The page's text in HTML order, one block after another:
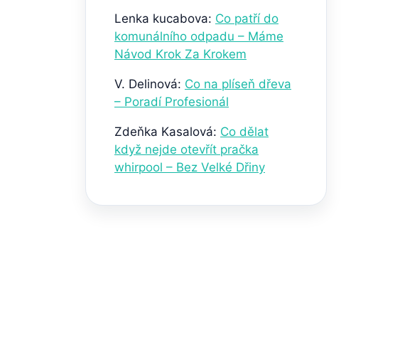
Lenka kucabova: Co patří do
komunálního odpadu – Máme
Návod Krok Za Krokem
V. Delinová: Co na plíseň dřeva
– Poradí Profesionál
Zdeňka Kasalová: Co dělat
když nejde otevřít pračka
whirpool – Bez Velké Dřiny